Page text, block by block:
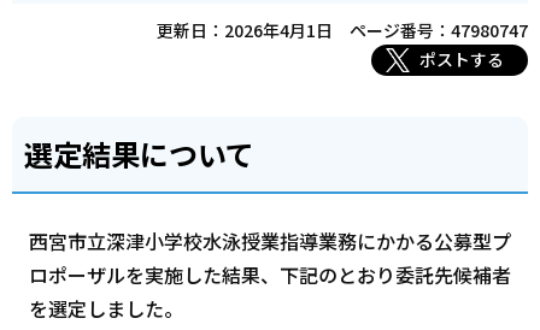
更新日：2026年4月1日
ページ番号：47980747
ポストする
選定結果について
西宮市立深津小学校水泳授業指導業務にかかる公募型プ
ロポーザルを実施した結果、下記のとおり委託先候補者
を選定しました。